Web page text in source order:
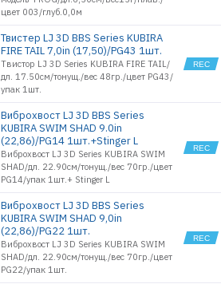
цвет 003/глуб.0,0м
Твистер LJ 3D BBS Series KUBIRA
FIRE TAIL 7,0in (17,50)/PG43 1шт.
Твистор LJ 3D Series KUBIRA FIRE TAIL/
дл. 17.50см/тонущ./вес 48гр./цвет PG43/
упак 1шт.
Виброхвост LJ 3D BBS Series
KUBIRA SWIM SHAD 9.0in
(22,86)/PG14 1шт.+Stinger L
Виброхвост LJ 3D Series KUBIRA SWIM
SHAD/дл. 22.90см/тонущ./вес 70гр./цвет
PG14/упак 1шт.+ Stinger L
Виброхвост LJ 3D BBS Series
KUBIRA SWIM SHAD 9,0in
(22,86)/PG22 1шт.
Виброхвост LJ 3D Series KUBIRA SWIM
SHAD/дл. 22.90см/тонущ./вес 70гр./цвет
PG22/упак 1шт.